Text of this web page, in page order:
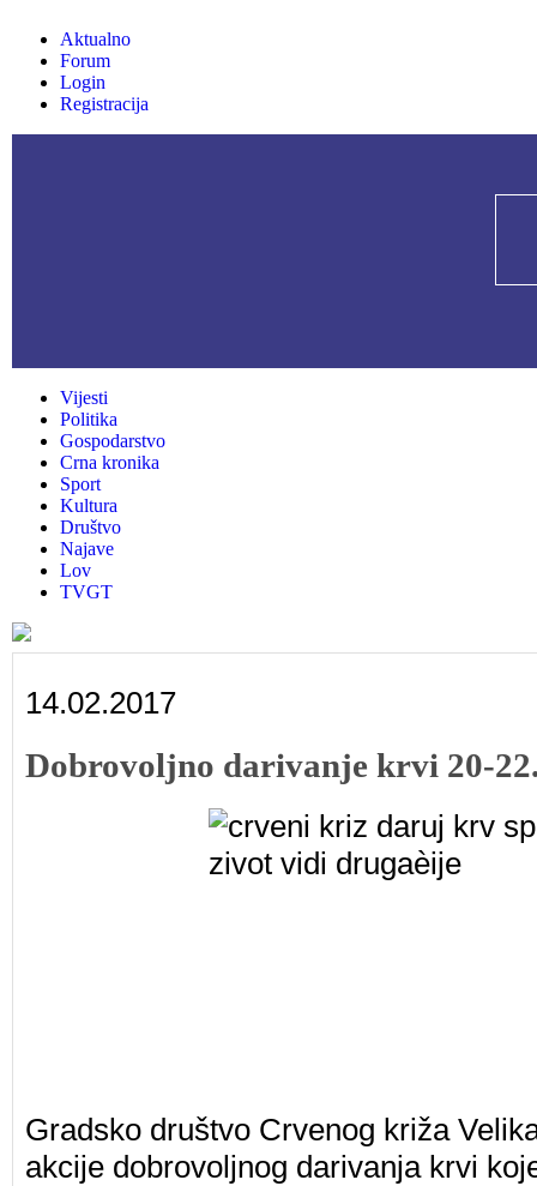
Aktualno
Forum
Login
Registracija
Vijesti
Politika
Gospodarstvo
Crna kronika
Sport
Kultura
Društvo
Najave
Lov
TVGT
14.02.2017
Dobrovoljno darivanje krvi 20-
Gradsko društvo Crvenog križa
akcije dobrovoljnog darivanja krvi